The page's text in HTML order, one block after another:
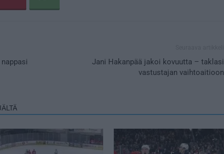
Jani Hakanpää jakoi kovuutta – taklasi
vastustajan vaihtoaitioon